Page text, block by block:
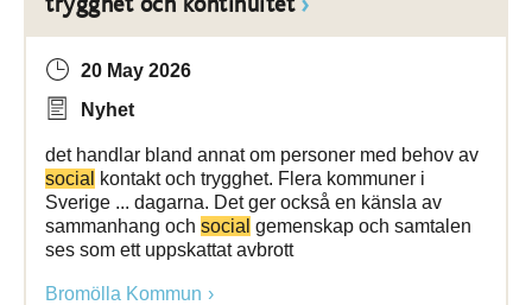
trygghet och kontinuitet
20 May 2026
Nyhet
det handlar bland annat om personer med behov av
social
kontakt och trygghet. Flera kommuner i
Sverige ... dagarna. Det ger också en känsla av
sammanhang och social gemenskap och samtalen
ses som ett uppskattat avbrott
Bromölla Kommun